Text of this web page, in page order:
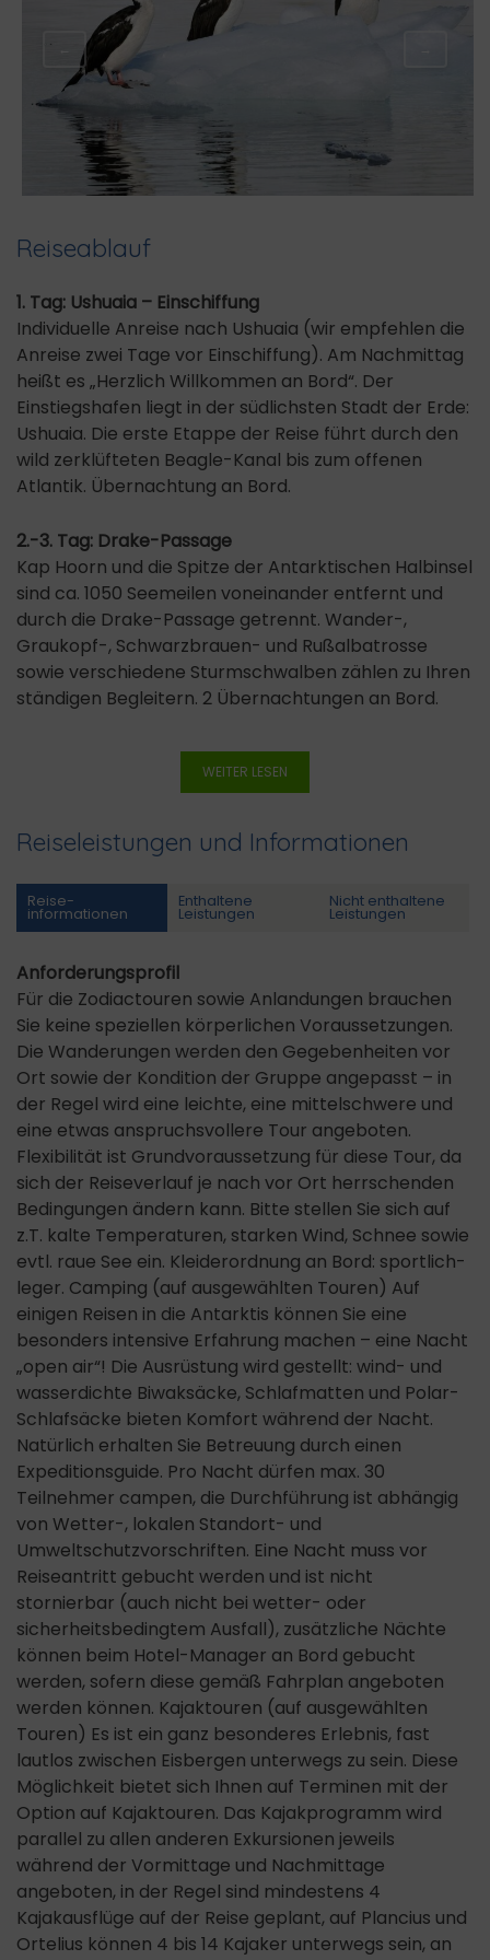
Reiseablauf
1. Tag: Ushuaia – Einschiffung
Individuelle Anreise nach Ushuaia (wir empfehlen die
Anreise zwei Tage vor Einschiffung). Am Nachmittag
heißt es „Herzlich Willkommen an Bord“. Der
Einstiegshafen liegt in der südlichsten Stadt der Erde:
Ushuaia. Die erste Etappe der Reise führt durch den
wild zerklüfteten Beagle-Kanal bis zum offenen
Atlantik. Übernachtung an Bord.
2.-3. Tag: Drake-Passage
Kap Hoorn und die Spitze der Antarktischen Halbinsel
sind ca. 1050 Seemeilen voneinander entfernt und
durch die Drake-Passage getrennt. Wander-,
Graukopf-, Schwarzbrauen- und Rußalbatrosse
sowie verschiedene Sturmschwalben zählen zu Ihren
ständigen Begleitern. 2 Übernachtungen an Bord.
WEITER LESEN
Reiseleistungen und Informationen
Reise­
informationen
Enthaltene
Leistungen
Nicht enthaltene
Leistungen
Anforderungsprofil
Für die Zodiactouren sowie Anlandungen brauchen
Sie keine speziellen körperlichen Voraussetzungen.
Die Wanderungen werden den Gegebenheiten vor
Ort sowie der Kondition der Gruppe angepasst – in
der Regel wird eine leichte, eine mittelschwere und
eine etwas anspruchsvollere Tour angeboten.
Flexibilität ist Grundvoraussetzung für diese Tour, da
sich der Reiseverlauf je nach vor Ort herrschenden
Bedingungen ändern kann. Bitte stellen Sie sich auf
z.T. kalte Temperaturen, starken Wind, Schnee sowie
evtl. raue See ein. Kleiderordnung an Bord: sportlich-
leger. Camping (auf ausgewählten Touren) Auf
einigen Reisen in die Antarktis können Sie eine
besonders intensive Erfahrung machen – eine Nacht
„open air“! Die Ausrüstung wird gestellt: wind- und
wasserdichte Biwaksäcke, Schlafmatten und Polar-
Schlafsäcke bieten Komfort während der Nacht.
Natürlich erhalten Sie Betreuung durch einen
Expeditionsguide. Pro Nacht dürfen max. 30
Teilnehmer campen, die Durchführung ist abhängig
von Wetter-, lokalen Standort- und
Umweltschutzvorschriften. Eine Nacht muss vor
Reiseantritt gebucht werden und ist nicht
stornierbar (auch nicht bei wetter- oder
sicherheitsbedingtem Ausfall), zusätzliche Nächte
können beim Hotel-Manager an Bord gebucht
werden, sofern diese gemäß Fahrplan angeboten
werden können. Kajaktouren (auf ausgewählten
Touren) Es ist ein ganz besonderes Erlebnis, fast
lautlos zwischen Eisbergen unterwegs zu sein. Diese
Möglichkeit bietet sich Ihnen auf Terminen mit der
Option auf Kajaktouren. Das Kajakprogramm wird
parallel zu allen anderen Exkursionen jeweils
während der Vormittage und Nachmittage
angeboten, in der Regel sind mindestens 4
Kajakausflüge auf der Reise geplant, auf Plancius und
Ortelius können 4 bis 14 Kajaker unterwegs sein, an